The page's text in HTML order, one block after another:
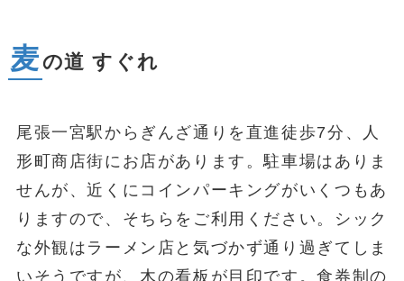
麦 の道 すぐれ
尾張一宮駅からぎんざ通りを直進徒歩7分、人
形町商店街にお店があります。駐車場はありま
せんが、近くにコインパーキングがいくつもあ
りますので、そちらをご利用ください。シック
な外観はラーメン店と気づかず通り過ぎてしま
いそうですが、木の看板が目印です。食券制の